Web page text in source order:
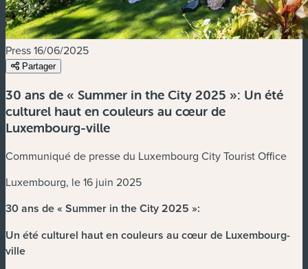
Press16/06/2025
Partager
30 ans de « Summer in the City 2025 »: Un été
culturel haut en couleurs au cœur de
Luxembourg-ville
Communiqué de presse du Luxembourg City Tourist Office
Luxembourg, le 16 juin 2025
30 ans de « Summer in the City 2025 »:
Un été culturel haut en couleurs au cœur de Luxembourg-
ville